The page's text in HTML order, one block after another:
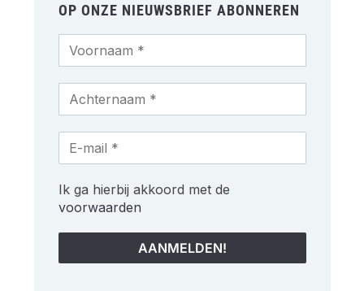
OP ONZE NIEUWSBRIEF ABONNEREN
Ik ga hierbij akkoord met de
voorwaarden